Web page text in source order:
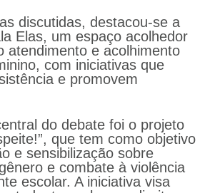
discutidas, destacou-se a
Elas, um espaço acolhedor
atendimento e acolhimento
com iniciativas que
e promovem
do debate foi o projeto
que tem como objetivo
e sensibilização sobre
e combate à violência
escolar. A iniciativa visa